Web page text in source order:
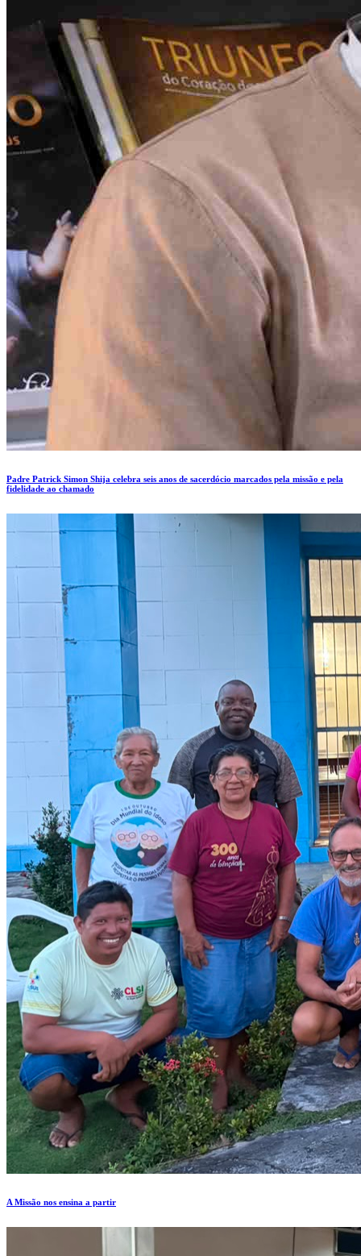
Padre Patrick Simon Shija celebra seis anos de sacerdócio marcados pela missão e pela
fidelidade ao chamado
A Missão nos ensina a partir